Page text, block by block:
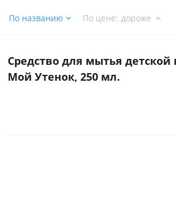
По названию По цене: дороже
Средство для мытья детской
Мой Утенок, 250 мл.